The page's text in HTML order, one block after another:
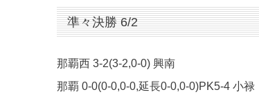
準々決勝 6/2
那覇西 3-2(3-2,0-0) 興南
那覇 0-0(0-0,0-0,延長0-0,0-0)PK5-4 小禄